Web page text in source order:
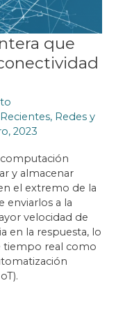
que
, Redes y
2023
y almacenar
el extremo de la
enviarlos a la
velocidad de
en la respuesta, lo
tiempo real como